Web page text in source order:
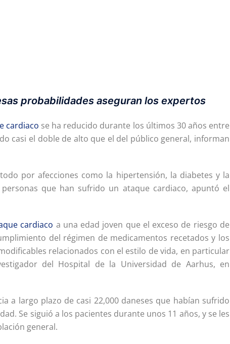
probabilidades aseguran los expertos
cardiaco se ha reducido durante los últimos 30 años entre
casi el doble de alto que el del público general, informan
por afecciones como la hipertensión, la diabetes y la
que han sufrido un ataque cardiaco, apuntó el
cardiaco a una edad joven que el exceso de riesgo de
del régimen de medicamentos recetados y los
relacionados con el estilo de vida, en particular
del Hospital de la Universidad de Aarhus, en
a largo plazo de casi 22,000 daneses que habían sufrido
Se siguió a los pacientes durante unos 11 años, y se les
general.